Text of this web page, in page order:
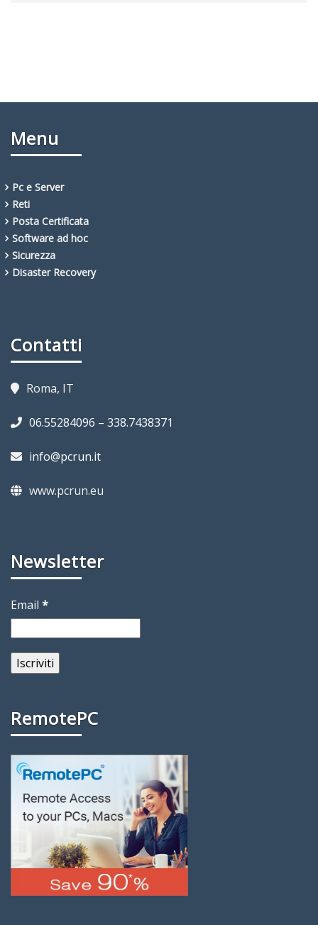
Menu
Pc e Server
Reti
Posta Certificata
Software ad hoc
Sicurezza
Disaster Recovery
Contatti
Roma, IT
06.55284096 – 338.7438371
info@pcrun.it
www.pcrun.eu
Newsletter
Email *
RemotePC